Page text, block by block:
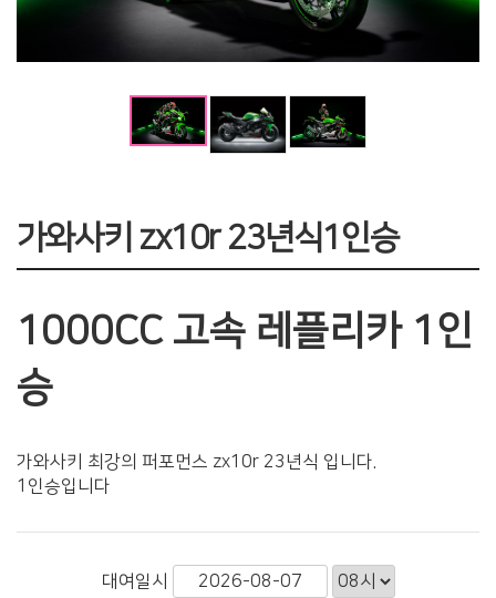
가와사키 zx10r 23년식1인승
1000CC 고속 레플리카 1인
승
가와사키 최강의 퍼포먼스 zx10r 23년식 입니다.
1인승입니다
대여일시